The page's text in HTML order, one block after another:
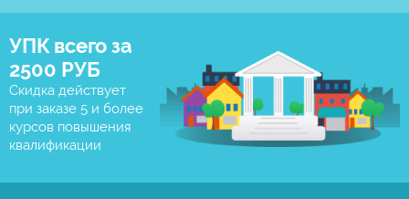
УПК всего за
2500 РУБ
Скидка действует
при заказе 5 и более
курсов повышения
квалификации